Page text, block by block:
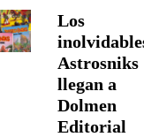
Los
Astrosniks
llegan a
Dolmen
Editorial